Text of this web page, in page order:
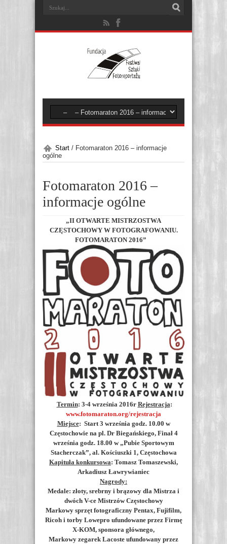
Start / Fotomaraton 2016 – informacje
ogólne
Fotomaraton 2016 –
informacje ogólne
„II OTWARTE MISTRZOSTWA
CZĘSTOCHOWY W FOTOGRAFOWANIU.
FOTOMARATON 2016”
Termin: 3-4 września 2016r Rejestracja:
www.fotomaraton.org/rejestracja
Miejsce: Start 3 września godz. 10.00 w
Częstochowie na pl. Dr Biegańskiego, Finał 4
września godz. 18.00 w „Pubie Sportowym
Stacherczak”, al. Kościuszki 1, Częstochowa
Kapituła konkursowa: Tomasz Tomaszewski,
Arkadiusz Ławrywianiec
Nagrody:
Medale: złoty, srebrny i brązowy dla Mistrza i
dwóch V-ce Mistrzów Częstochowy
Markowy sprzęt fotograficzny Pentax, Fujifilm,
Ricoh i torby Lowepro ufundowane przez Firmę
X-KOM, sponsora głównego,
Markowy zegarek Lacoste ufundowany przez